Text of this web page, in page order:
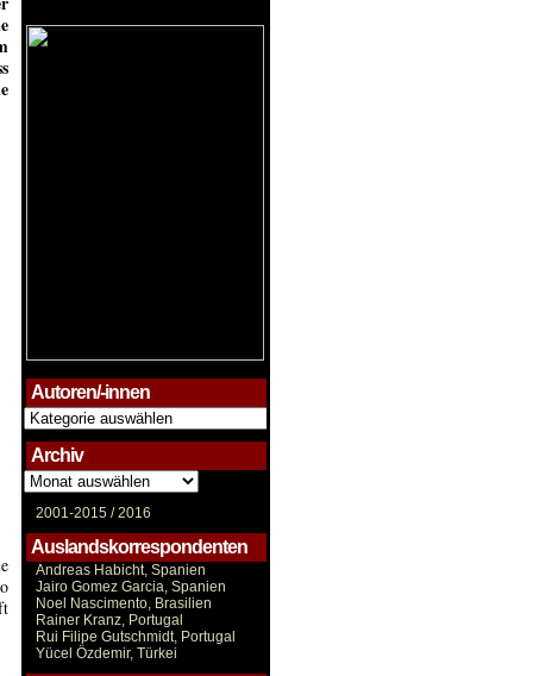
Autoren/-innen
Autoren/-
innen
Archiv
Archiv
2001-2015 /2016
Auslandskorrespondenten
Andreas Habicht, Spanien
Jairo Gomez Garcia, Spanien
Noel Nascimento, Brasilien
Rainer Kranz, Portugal
Rui Filipe Gutschmidt, Portugal
Yücel Özdemir, Türkei